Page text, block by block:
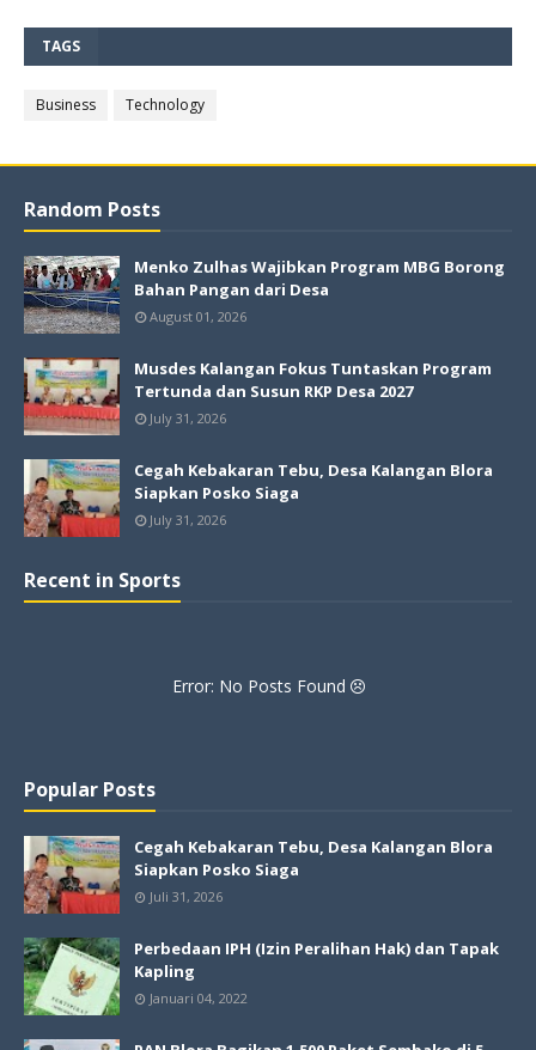
TAGS
Business Technology
Random Posts
Menko Zulhas Wajibkan Program MBG Borong
Bahan Pangan dari Desa
August 01, 2026
Musdes Kalangan Fokus Tuntaskan Program
Tertunda dan Susun RKP Desa 2027
July 31, 2026
Cegah Kebakaran Tebu, Desa Kalangan Blora
Siapkan Posko Siaga
July 31, 2026
Recent in Sports
Error: No Posts Found
Popular Posts
Cegah Kebakaran Tebu, Desa Kalangan Blora
Siapkan Posko Siaga
Juli 31, 2026
Perbedaan IPH (Izin Peralihan Hak) dan Tapak
Kapling
Januari 04, 2022